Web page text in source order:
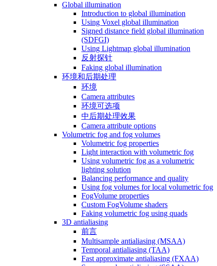
Global illumination
Introduction to global illumination
Using Voxel global illumination
Signed distance field global illumination
(SDFGI)
Using Lightmap global illumination
反射探针
Faking global illumination
环境和后期处理
环境
Camera attributes
环境可选项
中后期处理效果
Camera attribute options
Volumetric fog and fog volumes
Volumetric fog properties
Light interaction with volumetric fog
Using volumetric fog as a volumetric
lighting solution
Balancing performance and quality
Using fog volumes for local volumetric fog
FogVolume properties
Custom FogVolume shaders
Faking volumetric fog using quads
3D antialiasing
前言
Multisample antialiasing (MSAA)
Temporal antialiasing (TAA)
Fast approximate antialiasing (FXAA)